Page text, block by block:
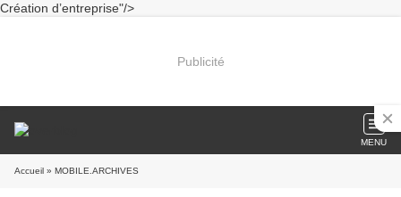
Création d’entreprise"/>
Publicité
MENU
Accueil » MOBILE.ARCHIVES